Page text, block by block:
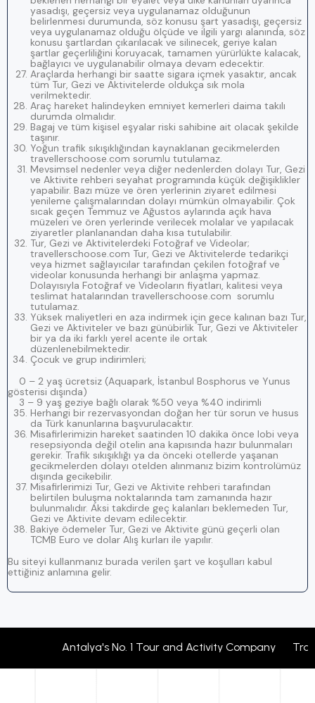
yasadışı, geçersiz veya uygulanamaz olduğunun
belirlenmesi durumunda, söz konusu şart yasadışı, geçersiz
veya uygulanamaz olduğu ölçüde ve ilgili yargı alanında, söz
konusu şartlardan çıkarılacak ve silinecek, geriye kalan
şartlar geçerliliğini koruyacak, tamamen yürürlükte kalacak,
bağlayıcı ve uygulanabilir olmaya devam edecektir.
Araçlarda herhangi bir saatte sigara içmek yasaktır, ancak
tüm Tur, Gezi ve Aktivitelerde oldukça sık mola
verilmektedir.
Araç hareket halindeyken emniyet kemerleri daima takılı
durumda olmalıdır.
Bagaj ve tüm kişisel eşyalar riski sahibine ait olacak şekilde
taşınır.
Yoğun trafik sıkışıklığından kaynaklanan gecikmelerden
travellerschoose.com sorumlu tutulamaz.
Mevsimsel nedenler veya diğer nedenlerden dolayı Tur, Gezi
ve Aktivite rehberi seyahat programında küçük değişiklikler
yapabilir. Bazı müze ve ören yerlerinin ziyaret edilmesi
yenileme çalışmalarından dolayı mümkün olmayabilir. Çok
sıcak geçen Temmuz ve Ağustos aylarında açık hava
müzeleri ve ören yerlerinde verilecek molalar ve yapılacak
ziyaretler planlanandan daha kısa tutulabilir.
Tur, Gezi ve Aktivitelerdeki Fotoğraf ve Videolar;
travellerschoose.com Tur, Gezi ve Aktivitelerde tedarikçi
veya hizmet sağlayıcılar tarafından çekilen fotoğraf ve
videolar konusunda herhangi bir anlaşma yapmaz.
Dolayısıyla Fotoğraf ve Videoların fiyatları, kalitesi veya
teslimat hatalarından travellerschoose.com sorumlu
tutulamaz.
Yüksek maliyetleri en aza indirmek için gece kalınan bazı Tur,
Gezi ve Aktiviteler ve bazı günübirlik Tur, Gezi ve Aktiviteler
bir ya da iki farklı yerel acente ile ortak
düzenlenebilmektedir.
Çocuk ve grup indirimleri;
0 – 2 yaş ücretsiz (Aquapark, İstanbul Bosphorus ve Yunus
gösterisi dışında)
3 – 9 yaş geziye bağlı olarak %50 veya %40 indirimli
Herhangi bir rezervasyondan doğan her tür sorun ve husus
da Türk kanunlarına başvurulacaktır.
Misafirlerimizin hareket saatinden 10 dakika önce lobi veya
resepsiyonda değil otelin ana kapısında hazır bulunmaları
gerekir. Trafik sıkışıklığı ya da önceki otellerde yaşanan
gecikmelerden dolayı otelden alınmanız bizim kontrolümüz
dışında gecikebilir.
Misafirlerimizi Tur, Gezi ve Aktivite rehberi tarafından
belirtilen buluşma noktalarında tam zamanında hazır
bulunmalıdır. Aksi takdirde geç kalanları beklemeden Tur,
Gezi ve Aktivite devam edilecektir.
Bakiye ödemeler Tur, Gezi ve Aktivite günü geçerli olan
TCMB Euro ve dolar Alış kurları ile yapılır.
Bu siteyi kullanmanız burada verilen şart ve koşulları kabul
ettiğiniz anlamına gelir.
Antalya's No. 1 Tour and Activity Company